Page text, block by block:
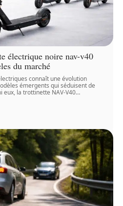
électrique noire nav-v40
du marché
connaît une évolution
émergents qui séduisent de
eux, la trottinette NAV-V40…